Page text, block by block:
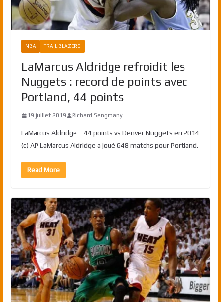
NBA TRAIL BLAZERS
LaMarcus Aldridge refroidit les
Nuggets : record de points avec
Portland, 44 points
19 juillet 2019 Richard Sengmany
LaMarcus Aldridge – 44 points vs Denver Nuggets en 2014
(c) AP LaMarcus Aldridge a joué 648 matchs pour Portland.
Read More